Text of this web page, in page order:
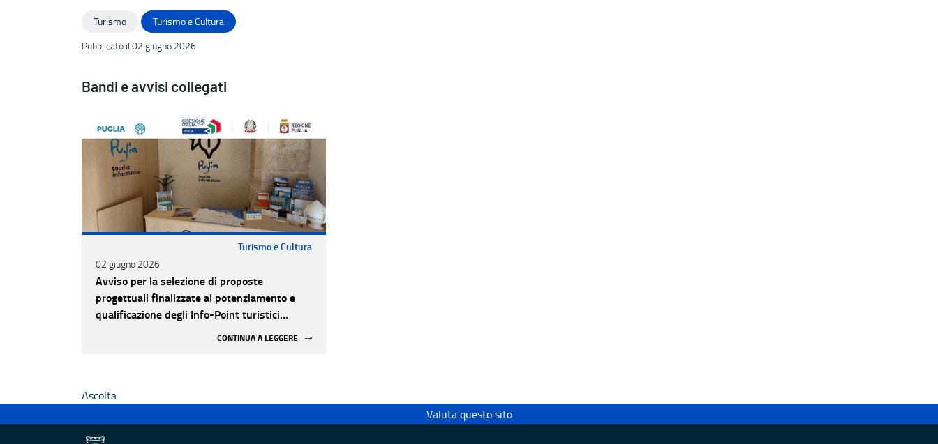
Turismo
Turismo e Cultura
Pubblicato il 02 giugno 2026
Bandi e avvisi collegati
Turismo e Cultura
02 giugno 2026
Avviso per la selezione di proposte
progettuali finalizzate al potenziamento e
qualificazione degli Info-Point turistici
CONTINUA A LEGGERE
Ascolta
Valuta questo sito